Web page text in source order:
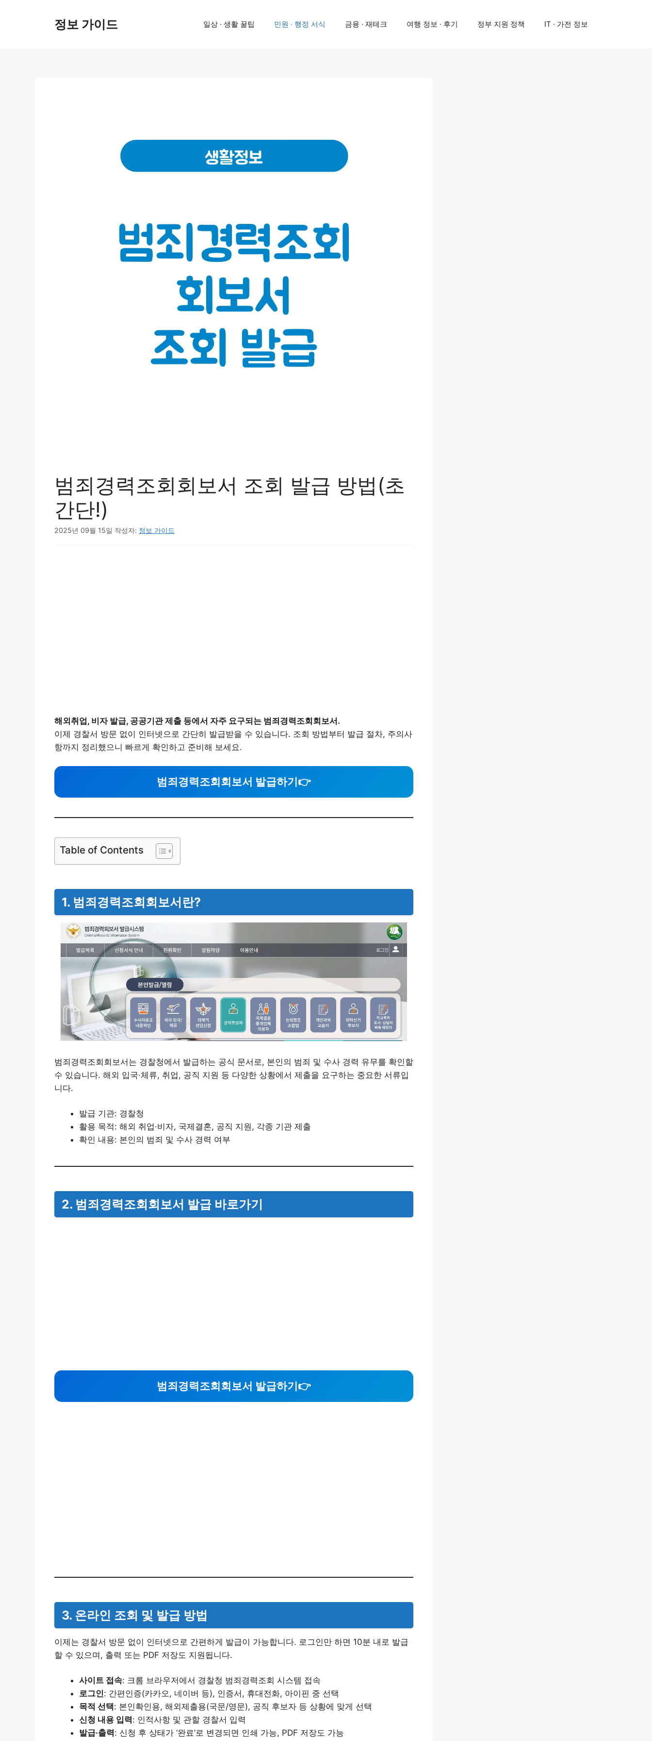
정보 가이드 일상 · 생활 꿀팁 민원 · 행정 서식 금융 · 재테크 여행 정보 · 후기 정부 지원 정책 IT · 가전 정보
범죄경력조회회보서 조회 발급 방법(초
간단!)
2025년 09월 15일 작성자: 정보 가이드
해외취업, 비자 발급, 공공기관 제출 등에서 자주 요구되는 범죄경력조회회보서.
이제 경찰서 방문 없이 인터넷으로 간단히 발급받을 수 있습니다. 조회 방법부터 발급 절차, 주의사
항까지 정리했으니 빠르게 확인하고 준비해 보세요.
범죄경력조회회보서 발급하기 👉
Table of Contents
1. 범죄경력조회회보서란?
범죄경력조회회보서는 경찰청에서 발급하는 공식 문서로, 본인의 범죄 및 수사 경력 유무를 확인할
수 있습니다. 해외 입국·체류, 취업, 공직 지원 등 다양한 상황에서 제출을 요구하는 중요한 서류입
니다.
발급 기관: 경찰청
활용 목적: 해외 취업·비자, 국제결혼, 공직 지원, 각종 기관 제출
확인 내용: 본인의 범죄 및 수사 경력 여부
2. 범죄경력조회회보서 발급 바로가기
범죄경력조회회보서 발급하기 👉
3. 온라인 조회 및 발급 방법
이제는 경찰서 방문 없이 인터넷으로 간편하게 발급이 가능합니다. 로그인만 하면 10분 내로 발급
할 수 있으며, 출력 또는 PDF 저장도 지원됩니다.
사이트 접속: 크롬 브라우저에서 경찰청 범죄경력조회 시스템 접속
로그인: 간편인증(카카오, 네이버 등), 인증서, 휴대전화, 아이핀 중 선택
목적 선택: 본인확인용, 해외제출용(국문/영문), 공직 후보자 등 상황에 맞게 선택
신청 내용 입력: 인적사항 및 관할 경찰서 입력
발급·출력: 신청 후 상태가 ‘완료’로 변경되면 인쇄 가능, PDF 저장도 가능